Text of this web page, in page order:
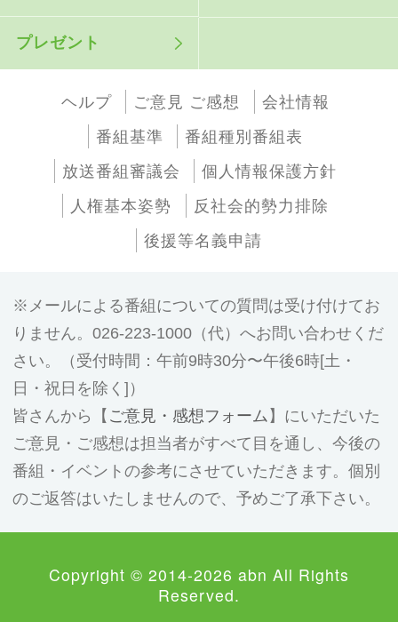
プレゼント
ヘルプ ご意見 ご感想
会社情報
番組基準
番組種別番組表
放送番組審議会
個人情報保護方針
人権基本姿勢
反社会的勢力排除
後援等名義申請
メールによる番組についての質問は受け付けてお
りません。026-223-1000（代）へお問い合わせくだ
さい。（受付時間：午前9時30分〜午後6時[土・
日・祝日を除く]）
皆さんから【 ご意見・感想フォーム 】にいただいた
ご意見・ご感想は担当者がすべて目を通し、今後の
番組・イベントの参考にさせていただきます。個別
のご返答はいたしませんので、予めご了承下さい。
Copyright © 2014-2026 abn All Rights
Reserved.